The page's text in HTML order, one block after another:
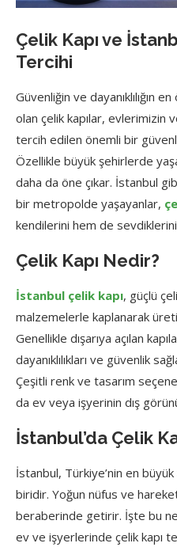
Çelik Kapı ve
Tercihi
Güvenliğin ve dayanıklılığın
olan çelik kapılar, evlerimizin
tercih edilen önemli bir
Özellikle büyük şehirlerde
daha da öne çıkar. İstanbul
bir metropolde yaşayanlar,
kendilerini hem de
Çelik Kapı Nedir?
İstanbul çelik kapı, güçlü
malzemelerle kaplanarak
Genellikle dışarıya açılan
dayanıklılıkları ve güvenlik
Çeşitli renk ve tasarım
da ev veya işyerinin dış
İstanbul’da Çelik
İstanbul, Türkiye’nin en
biridir. Yoğun nüfus ve
beraberinde getirir. İşte bu
ev ve işyerlerinde çelik kapı